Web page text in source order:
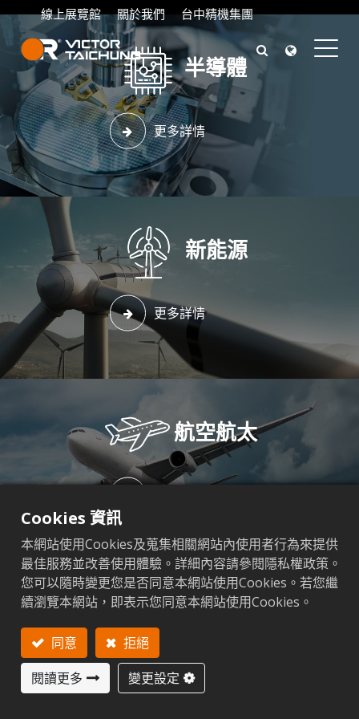
線上展覽館 關於我們 台中精機集團
產業應用
台中精機．精機造極
半導體
更多詳情
新能源
更多詳情
航空航太
醫療產業
更多詳情
Cookies 資訊
本網站使用Cookies及蒐集相關網站內使用者行為來提供
最佳服務並改善使用體驗。詳細內容請參閱隱私權政策。
您可以隨時變更您是否同意本網站使用Cookies。若您繼
續瀏覽本網站，即表示您同意本網站使用Cookies。
同意
拒絕
閱讀更多
變更設定